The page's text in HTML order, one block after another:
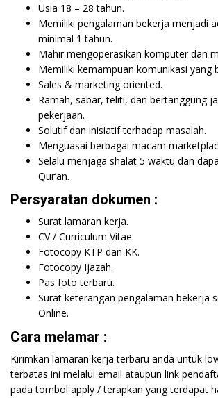
Usia 18 – 28 tahun.
Memiliki pengalaman bekerja menjadi
minimal 1 tahun.
Mahir mengoperasikan komputer dan
Memiliki kemampuan komunikasi yang
Sales & marketing oriented.
Ramah, sabar, teliti, dan bertanggung
pekerjaan.
Solutif dan inisiatif terhadap masalah.
Menguasai berbagai macam
Selalu menjaga shalat 5 waktu dan
Qur’an.
Persyaratan dokumen :
Surat lamaran kerja.
CV / Curriculum Vitae.
Fotocopy KTP dan KK.
Fotocopy Ijazah.
Pas foto terbaru.
Surat keterangan pengalaman bekerja
Online.
Cara melamar :
Kirimkan lamaran kerja terbaru anda untuk
terbatas ini melalui email ataupun link
pada tombol apply / terapkan yang terdapat